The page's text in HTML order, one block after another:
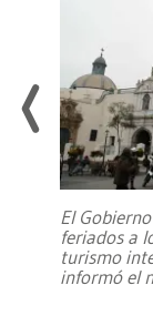
El
feriados a
turismo
informó el